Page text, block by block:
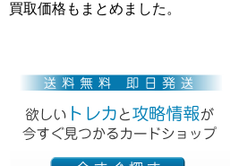
買取価格もまとめました。